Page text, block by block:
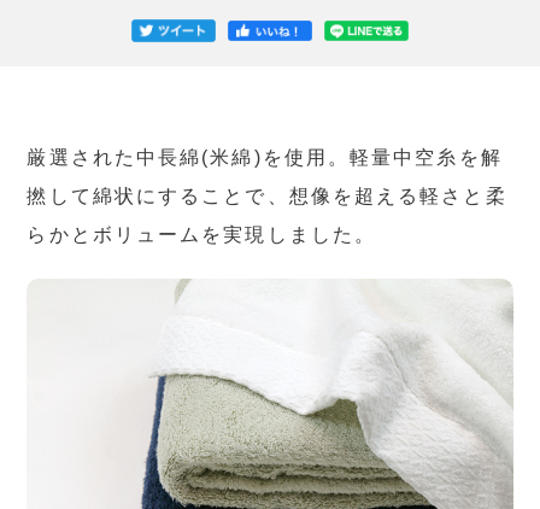
厳選された中長綿(米綿)を使用。軽量中空糸を解
撚して綿状にすることで、想像を超える軽さと柔
らかとボリュームを実現しました。